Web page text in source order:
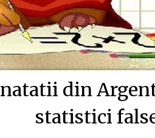
din
statistici